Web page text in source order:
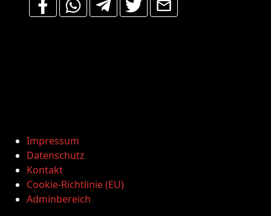
Impressum
Datenschutz
Kontakt
Cookie-Richtlinie (EU)
Adminbereich